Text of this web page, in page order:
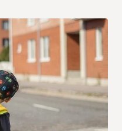
harjoitella koulumatkan
kanssa.